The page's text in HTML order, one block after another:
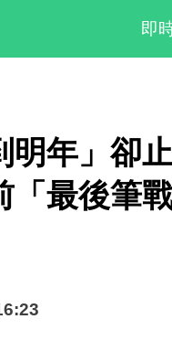
即
明年」卻
「最後筆